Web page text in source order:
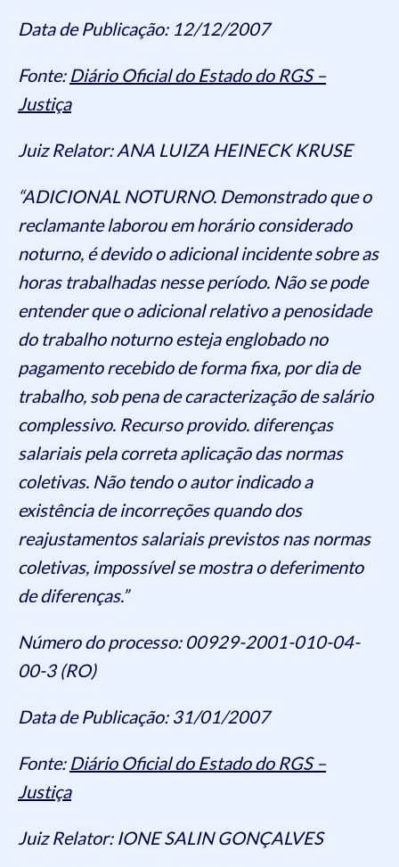
Data de Publicação: 12/12/2007
Fonte: Diário Oficial do Estado do RGS –
Justiça
Juiz Relator: ANA LUIZA HEINECK KRUSE
“ADICIONAL NOTURNO. Demonstrado que o
reclamante laborou em horário considerado
noturno, é devido o adicional incidente sobre as
horas trabalhadas nesse período. Não se pode
entender que o adicional relativo a penosidade
do trabalho noturno esteja englobado no
pagamento recebido de forma fixa, por dia de
trabalho, sob pena de caracterização de salário
complessivo. Recurso provido. diferenças
salariais pela correta aplicação das normas
coletivas. Não tendo o autor indicado a
existência de incorreções quando dos
reajustamentos salariais previstos nas normas
coletivas, impossível se mostra o deferimento
de diferenças.”
Número do processo: 00929-2001-010-04-
00-3 (RO)
Data de Publicação: 31/01/2007
Fonte: Diário Oficial do Estado do RGS –
Justiça
Juiz Relator: IONE SALIN GONÇALVES